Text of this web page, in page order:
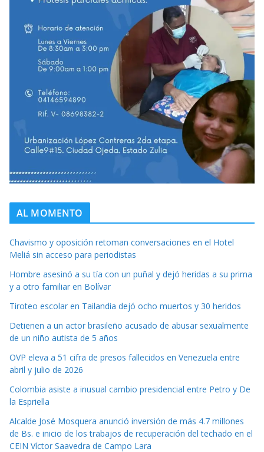
AL MOMENTO
Chavismo y oposición retoman conversaciones en el Hotel
Meliá sin acceso para periodistas
Hombre asesinó a su tía con un puñal y dejó heridas a su prima
y a otro familiar en Bolívar
Tiroteo escolar en Tailandia dejó ocho muertos y 30 heridos
Detienen a un actor brasileño acusado de abusar sexualmente
de un niño autista de 5 años
OVP eleva a 51 cifra de presos fallecidos en Venezuela entre
abril y julio de 2026
Colombia asiste a inusual cambio presidencial entre Petro y De
la Espriella
Alcalde José Mosquera anunció inversión de más 4.7 millones
de Bs. e inicio de los trabajos de recuperación del techado en el
CEIN Víctor Saavedra de Campo Lara